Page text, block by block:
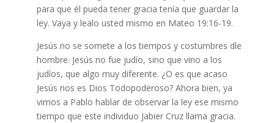
para que él pueda tener gracia tenía que guardar la
ley. Vaya y lealo usted mismo en Mateo 19:16-19.
Jesús no se somete a los tiempos y costumbres dle
hombre. Jesús no fue judío, sino que vino a los
judíos, que algo muy diferente. ¿O es que acaso
Jesús nos es Dios Todopoderoso? Ahora bien, ya
vimos a Pablo hablar de observar la ley ese mismo
tiempo que este individuo Jabier Cruz llama gracia.